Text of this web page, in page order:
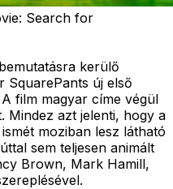
Search for
kerülő
SquarePants új első
film magyar címe végül
Mindez azt jelenti, hogy a
moziban lesz látható
sem teljesen animált
Brown, Mark Hamill,